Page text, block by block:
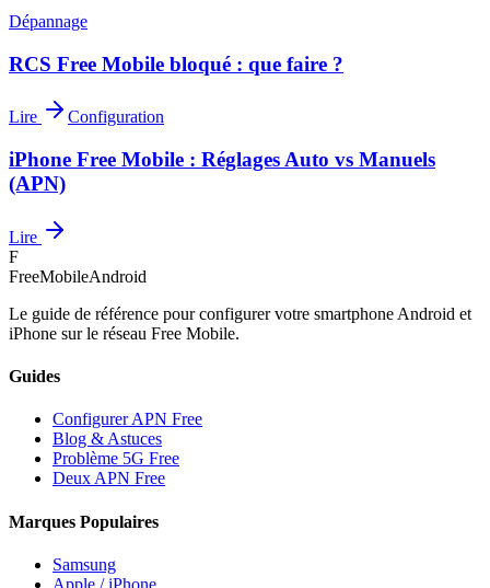
Dépannage
RCS Free Mobile bloqué : que faire ?
Lire Configuration
iPhone Free Mobile : Réglages Auto vs Manuels
(APN)
Lire
F
FreeMobileAndroid
Le guide de référence pour configurer votre smartphone Android et
iPhone sur le réseau Free Mobile.
Guides
Configurer APN Free
Blog & Astuces
Problème 5G Free
Deux APN Free
Marques Populaires
Samsung
Apple / iPhone